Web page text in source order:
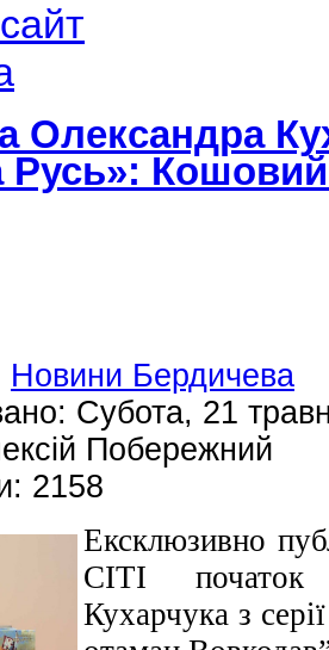
Олександра
Русь»:
Новини Бердичева
Субота, 21
Побережний
2158
Ексклюзивно
СІТІ початок
Кухарчука з